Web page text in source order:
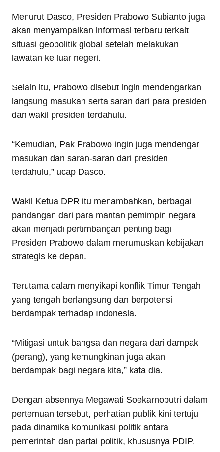
Menurut Dasco, Presiden Prabowo Subianto juga
akan menyampaikan informasi terbaru terkait
situasi geopolitik global setelah melakukan
lawatan ke luar negeri.
Selain itu, Prabowo disebut ingin mendengarkan
langsung masukan serta saran dari para presiden
dan wakil presiden terdahulu.
“Kemudian, Pak Prabowo ingin juga mendengar
masukan dan saran-saran dari presiden
terdahulu,” ucap Dasco.
Wakil Ketua DPR itu menambahkan, berbagai
pandangan dari para mantan pemimpin negara
akan menjadi pertimbangan penting bagi
Presiden Prabowo dalam merumuskan kebijakan
strategis ke depan.
Terutama dalam menyikapi konflik Timur Tengah
yang tengah berlangsung dan berpotensi
berdampak terhadap Indonesia.
“Mitigasi untuk bangsa dan negara dari dampak
(perang), yang kemungkinan juga akan
berdampak bagi negara kita,” kata dia.
Dengan absennya Megawati Soekarnoputri dalam
pertemuan tersebut, perhatian publik kini tertuju
pada dinamika komunikasi politik antara
pemerintah dan partai politik, khususnya PDIP.